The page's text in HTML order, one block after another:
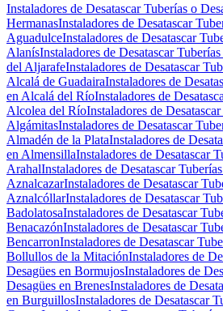
Instaladores de Desatascar Tuberías o
HermanasInstaladores de Desatascar
AguadulceInstaladores de Desatascar
AlanísInstaladores de Desatascar
del AljarafeInstaladores de Desatascar
Alcalá de GuadairaInstaladores de
en Alcalá del RíoInstaladores de
Alcolea del RíoInstaladores de
AlgámitasInstaladores de Desatascar
Almadén de la PlataInstaladores de
en AlmensillaInstaladores de Desatascar
ArahalInstaladores de Desatascar
AznalcazarInstaladores de Desatascar
AznalcóllarInstaladores de Desatascar
BadolatosaInstaladores de Desatascar
BenacazónInstaladores de Desatascar
BencarronInstaladores de Desatascar
Bollullos de la MitaciónInstaladores de
Desagües en BormujosInstaladores de
Desagües en BrenesInstaladores de
en BurguillosInstaladores de Desatascar